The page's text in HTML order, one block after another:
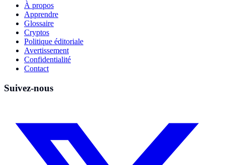
À propos
Apprendre
Glossaire
Cryptos
Politique éditoriale
Avertissement
Confidentialité
Contact
Suivez-nous